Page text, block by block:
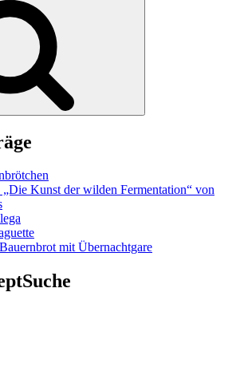
„Die Kunst der wilden Fermentation“ von
mit Übernachtgare